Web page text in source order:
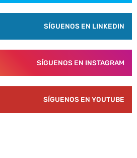
SÍGUENOS EN LINKEDIN
SÍGUENOS EN INSTAGRAM
SÍGUENOS EN YOUTUBE